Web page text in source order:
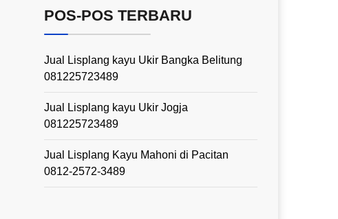
POS-POS TERBARU
Jual Lisplang kayu Ukir Bangka Belitung
081225723489
Jual Lisplang kayu Ukir Jogja
081225723489
Jual Lisplang Kayu Mahoni di Pacitan
0812-2572-3489